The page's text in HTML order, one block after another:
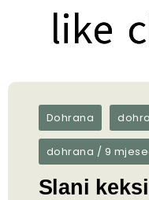
like
like
Dohrana
dohrana / 9
Slani